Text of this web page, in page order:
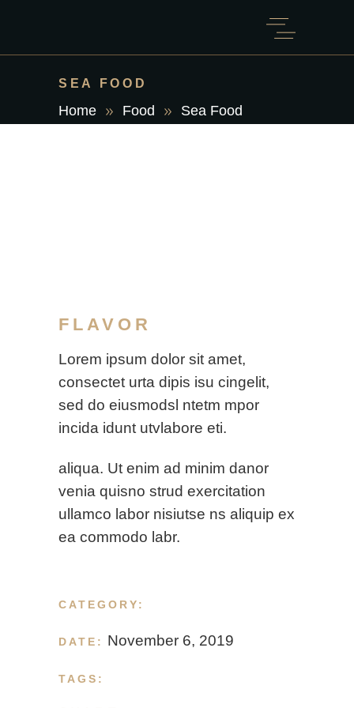
SEA FOOD
Home Food Sea Food
FLAVOR
Lorem ipsum dolor sit amet,
consectet urta dipis isu cingelit,
sed do eiusmodsl ntetm mpor
incida idunt utvlabore eti.
aliqua. Ut enim ad minim danor
venia quisno strud exercitation
ullamco labor nisiutse ns aliquip ex
ea commodo labr.
CATEGORY:
DATE: November 6, 2019
TAGS: